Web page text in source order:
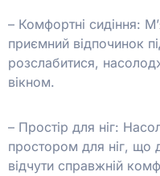
– Комфортні сидіння:
приємний відпочинок
розслабитися,
вікном.
– Простір для ніг:
простором для ніг, що
відчути справжній